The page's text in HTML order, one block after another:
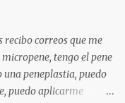
recibo correos que me
tengo el pene
una peneplastia, puedo
puedo aplicarme